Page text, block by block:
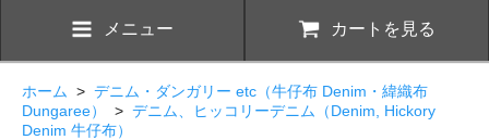
メニュー カートを見る
ホーム > デニム・ダンガリー etc（牛仔布 Denim・緯織布
Dungaree）
> デニム、ヒッコリーデニム（Denim, Hickory
Denim 牛仔布）